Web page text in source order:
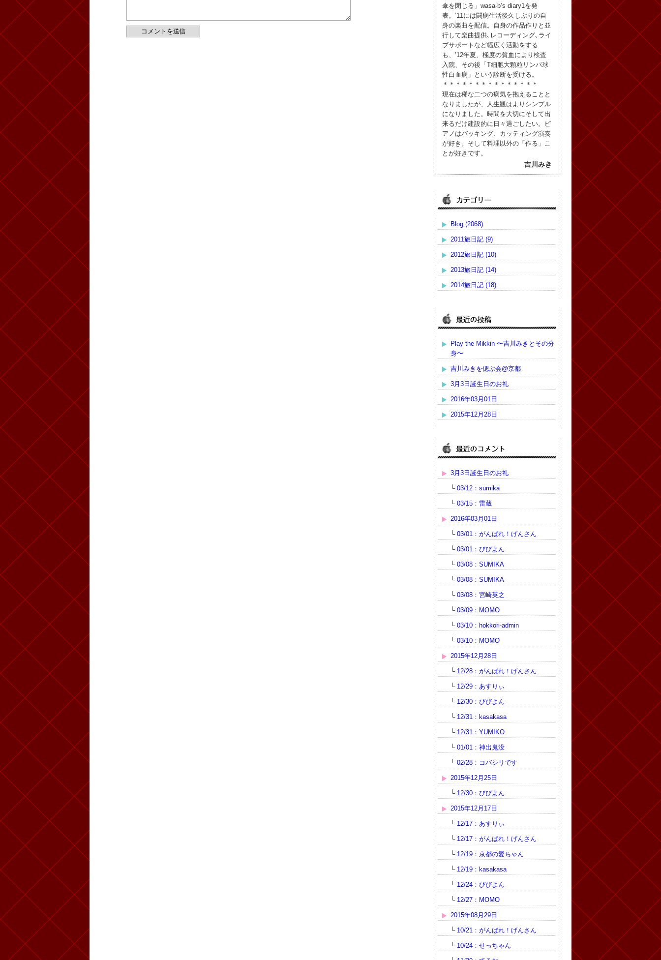
傘を閉じる」wasa-b’s diary1を発
表。’11には闘病生活後久しぶりの自
身の楽曲を配信。自身の作品作りと並
行して楽曲提供､レコーディング､ライ
ブサポートなど幅広く活動をする
も、’12年夏、極度の貧血により検査
入院、その後「T細胞大顆粒リンパ球
性白血病」という診断を受ける。
＊＊＊＊＊＊＊＊＊＊＊＊＊＊＊
現在は稀な二つの病気を抱えることと
なりましたが、人生観はよりシンプル
になりました。時間を大切にそして出
来るだけ建設的に日々過ごしたい。ピ
アノはバッキング、カッティング演奏
が好き。そして料理以外の「作る」こ
とが好きです。
吉川みき
Blog (2068)
2011旅日記 (9)
2012旅日記 (10)
2013旅日記 (14)
2014旅日記 (18)
Play the Mikkin 〜吉川みきとその分
身〜
吉川みきを偲ぶ会@京都
3月3日誕生日のお礼
2016年03月01日
2015年12月28日
3月3日誕生日のお礼
└ 03/12：sumika
└ 03/15：雷蔵
2016年03月01日
└ 03/01：がんばれ！げんさん
└ 03/01：びびよん
└ 03/08：SUMIKA
└ 03/08：SUMIKA
└ 03/08：宮崎英之
└ 03/09：MOMO
└ 03/10：hokkori-admin
└ 03/10：MOMO
2015年12月28日
└ 12/28：がんばれ！げんさん
└ 12/29：あすりぃ
└ 12/30：びびよん
└ 12/31：kasakasa
└ 12/31：YUMIKO
└ 01/01：神出鬼没
└ 02/28：コバシリです
2015年12月25日
└ 12/30：びびよん
2015年12月17日
└ 12/17：あすりぃ
└ 12/17：がんばれ！げんさん
└ 12/19：京都の愛ちゃん
└ 12/19：kasakasa
└ 12/24：びびよん
└ 12/27：MOMO
2015年08月29日
└ 10/21：がんばれ！げんさん
└ 10/24：せっちゃん